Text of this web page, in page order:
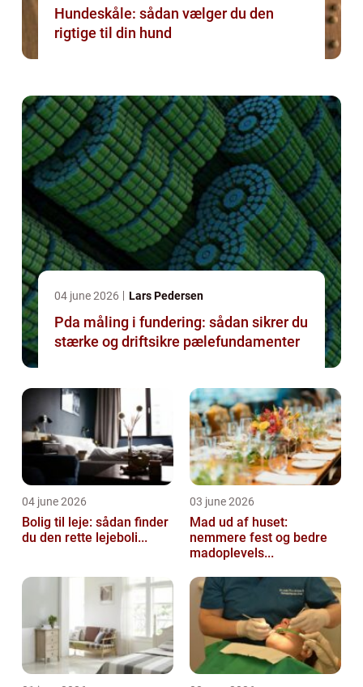
Hundeskåle: sådan vælger du den
rigtige til din hund
04 june 2026 Lars Pedersen
Pda måling i fundering: sådan sikrer du
stærke og driftsikre pælefundamenter
04 june 2026
Bolig til leje: sådan finder
du den rette lejeboli...
03 june 2026
Mad ud af huset:
nemmere fest og bedre
madoplevels...